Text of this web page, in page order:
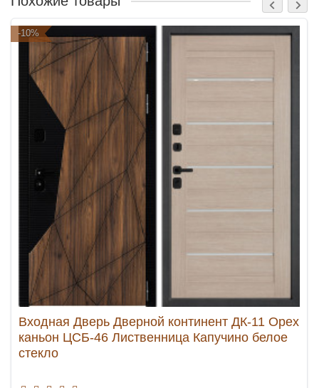
-10%
Входная Дверь Дверной континент ДК-11 Орех
каньон ЦСБ-46 Лиственница Капучино белое
стекло